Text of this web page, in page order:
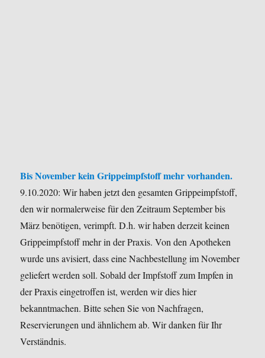
Bis November kein Grippeimpfstoff mehr vorhanden.
9.10.2020: Wir haben jetzt den gesamten Grippeimpfstoff,
den wir normalerweise für den Zeitraum September bis
März benötigen, verimpft. D.h. wir haben derzeit keinen
Grippeimpfstoff mehr in der Praxis. Von den Apotheken
wurde uns avisiert, dass eine Nachbestellung im November
geliefert werden soll.Sobald der Impfstoff zum Impfen in
der Praxis eingetroffen ist, werden wir dies hier
bekanntmachen.Bitte sehen Sie von Nachfragen,
Reservierungen und ähnlichem ab.Wir danken für Ihr
Verständnis.